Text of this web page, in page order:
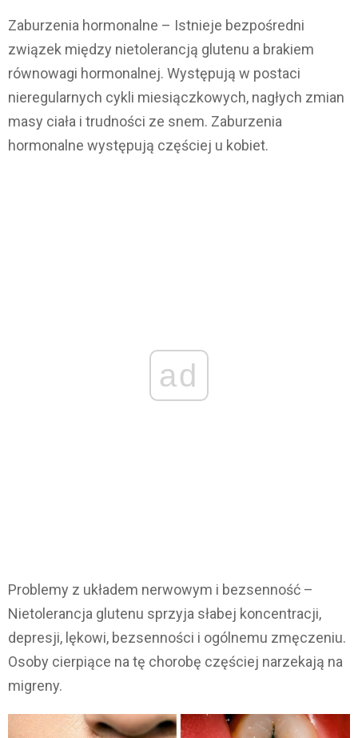
Zaburzenia hormonalne – Istnieje bezpośredni
związek między nietolerancją glutenu a brakiem
równowagi hormonalnej. Występują w postaci
nieregularnych cykli miesiączkowych, nagłych zmian
masy ciała i trudności ze snem. Zaburzenia
hormonalne występują częściej u kobiet.
ad
Problemy z układem nerwowym i bezsenność –
Nietolerancja glutenu sprzyja słabej koncentracji,
depresji, lękowi, bezsenności i ogólnemu zmęczeniu.
Osoby cierpiące na tę chorobę częściej narzekają na
migreny.